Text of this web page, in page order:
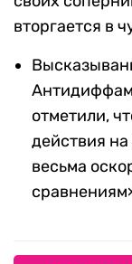
вторгается в
отметили,
действия
весьма